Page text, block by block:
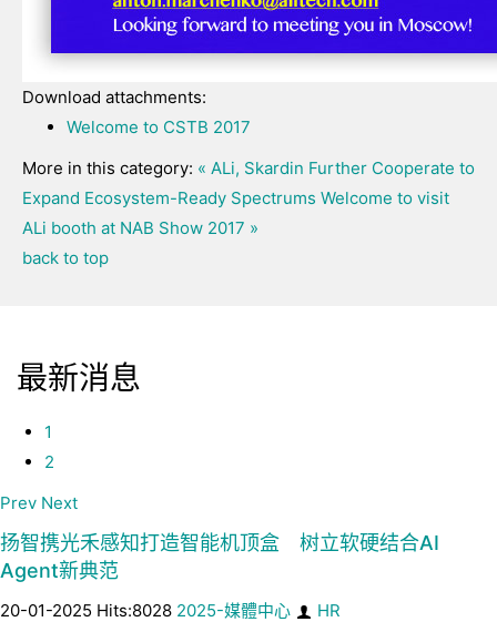
Download attachments:
Welcome to CSTB 2017
More in this category: « ALi, Skardin Further Cooperate to
Expand Ecosystem-Ready Spectrums Welcome to visit
ALi booth at NAB Show 2017 »
back to top
最新消息
1
2
Prev Next
扬智携光禾感知打造智能机顶盒 树立软硬结合AI
Agent新典范
20-01-2025 Hits:8028 2025-媒體中心 HR